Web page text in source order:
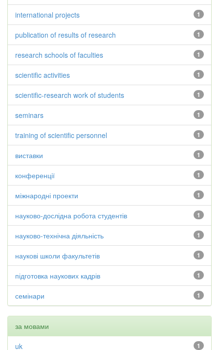
1
international projects
1
publication of results of research
1
research schools of faculties
1
scientific activities
1
scientific-research work of students
1
seminars
1
training of scientific personnel
1
виставки
1
конференції
1
міжнародні проекти
1
науково-дослідна робота студентів
1
науково-технічна діяльність
1
наукові школи факультетів
1
підготовка наукових кадрів
1
семінари
за мовами
1
uk